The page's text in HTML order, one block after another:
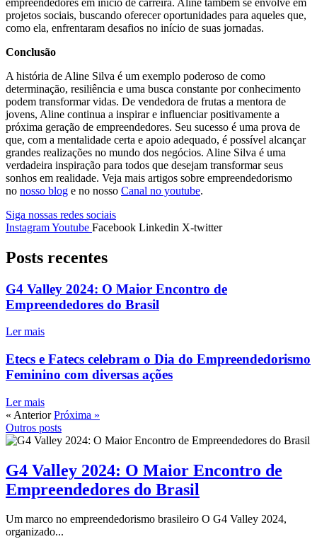
projetos sociais, buscando oferecer oportunidades para aqueles que,
como ela, enfrentaram desafios no início de suas jornadas.
Conclusão
A história de Aline Silva é um exemplo poderoso de como
determinação, resiliência e uma busca constante por conhecimento
podem transformar vidas. De vendedora de frutas a mentora de
jovens, Aline continua a inspirar e influenciar positivamente a
próxima geração de empreendedores. Seu sucesso é uma prova de
que, com a mentalidade certa e apoio adequado, é possível alcançar
grandes realizações no mundo dos negócios. Aline Silva é uma
verdadeira inspiração para todos que desejam transformar seus
sonhos em realidade. Veja mais artigos sobre empreendedorismo
no nosso blog e no nosso Canal no youtube.
Siga nossas redes sociais
InstagramYoutube Facebook Linkedin X-twitter
Posts recentes
G4 Valley 2024: O Maior Encontro de
Empreendedores do Brasil
Ler mais
Etecs e Fatecs celebram o Dia do Empreendedorismo
Feminino com diversas ações
Ler mais
« Anterior Próxima »
Outros posts
G4 Valley 2024: O Maior Encontro de
Empreendedores do Brasil
Um marco no empreendedorismo brasileiro O G4 Valley 2024,
organizado...